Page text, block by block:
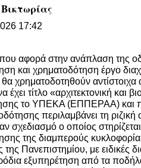
17:42
αφορά στην ανάπλαση της
και χρηματοδότηση έργο
θα χρηματοδοτηθούν
τίτλο «αρχιτεκτονική και
το ΥΠΕΚΑ (ΕΠΠΕΡΑΑ) και
περιλαμβάνει τη
σχεδιασμό ο οποίος
της διαμπερούς
Πανεπιστημίου, με ειδικές
εξυπηρέτηση από τα